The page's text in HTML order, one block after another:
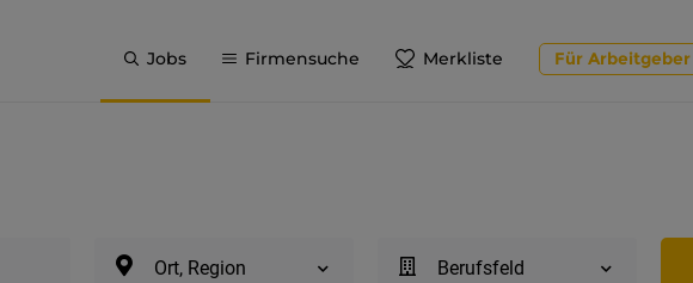
Jobs Firmensuche Merkliste Für Arbeitgeber
Ort, Region Berufsfeld